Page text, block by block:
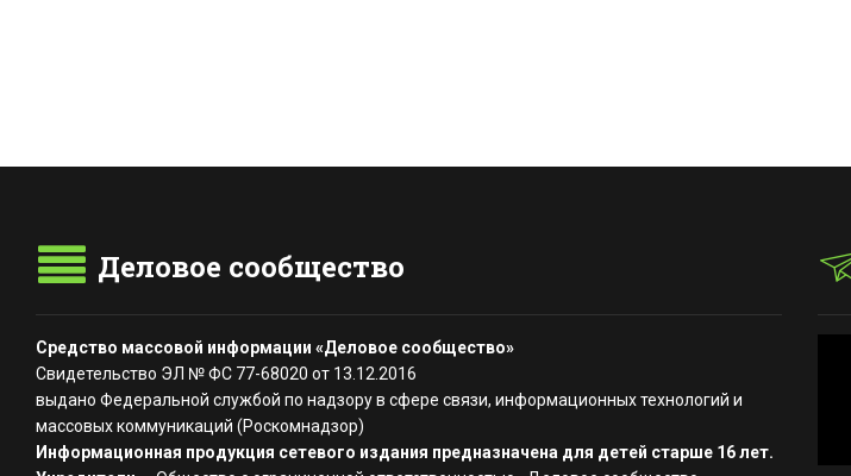
Деловое сообщество
Средство массовой информации «Деловое сообщество»
Свидетельство ЭЛ № ФС 77-68020 от 13.12.2016
выдано Федеральной службой по надзору в сфере связи, информационных технологий и
массовых коммуникаций (Роскомнадзор)
Информационная продукция сетевого издания предназначена для детей старше 16 лет.